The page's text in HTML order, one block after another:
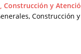
Construcción y